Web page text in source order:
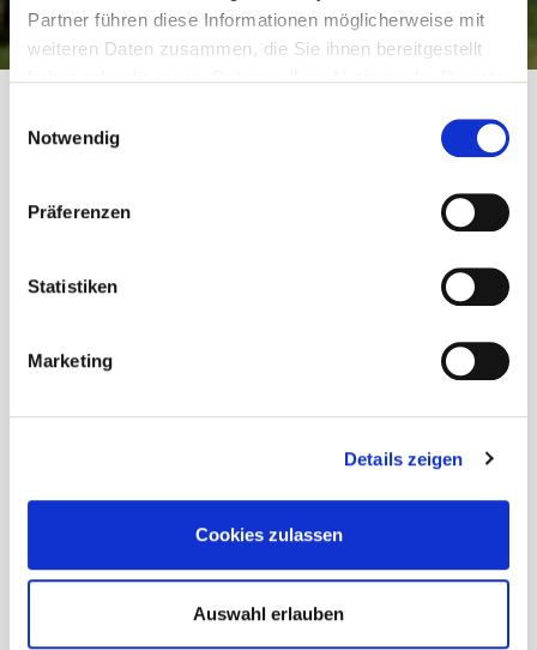
Partner führen diese Informationen möglicherweise mit
weiteren Daten zusammen, die Sie ihnen bereitgestellt
Notwendig
Präferenzen
Statistiken
Marketing
Details zeigen
Cookies zulassen
Auswahl erlauben
Das Heizungsgesetz
ist Geschichte – was
jetzt wirklich gilt
28. Februar 2026von Andreas Arlt
Kaum ein Gesetz hat in den letzten
Jahren so viele Diskussionen ausgelöst